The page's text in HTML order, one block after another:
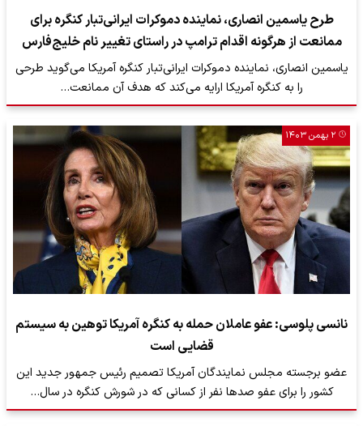
طرح یاسمین انصاری، نماینده دموکرات ایرانی‌تبار کنگره برای
ممانعت از هرگونه اقدام ترامپ در راستای تغییر نام خلیج‌فارس
یاسمین انصاری، نماینده دموکرات ایرانی‌تبار کنگره آمریکا می‌گوید طرحی
را به کنگره آمریکا ارایه می‌کند که هدف آن ممانعت…
۲ بهمن ۱۴۰۳
نانسی پلوسی: عفو عاملان حمله به کنگره آمریکا توهین به سیستم
قضایی است
عضو برجسته مجلس نمایندگان آمریکا تصمیم رئیس جمهور جدید این
کشور را برای عفو صدها نفر از کسانی که در شورش کنگره در سال…